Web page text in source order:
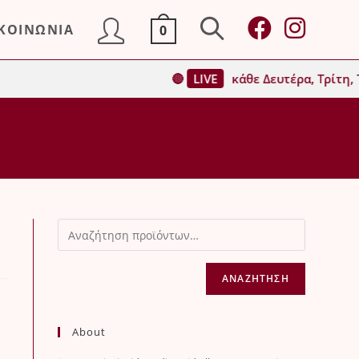
0 Toggle
website
🔴 LIVE κάθε Δευτέρα,
ΑΝΑΖΉΤΗΣΗ
About